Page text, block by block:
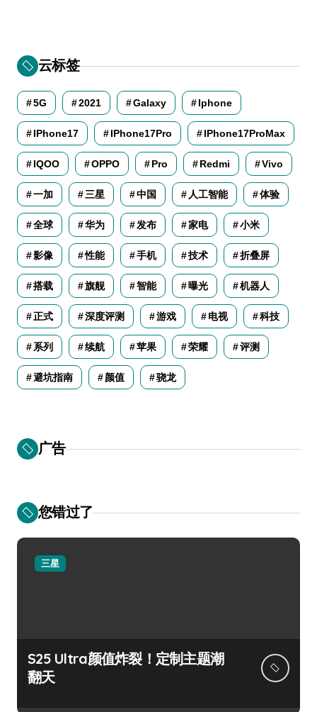
云标签
5G 2021 Galaxy Iphone
IPhone17 IPhone17Pro IPhone17ProMax
IQOO OPPO Pro Redmi Vivo
一加 三星 中国 人工智能 体验
全球 华为 发布 家电 小米
影像 性能 手机 技术 折叠屏
搭载 旗舰 智能 曝光 机器人
正式 深度评测 游戏 电视 科技
系列 续航 苹果 荣耀 评测
避坑指南 颜值 骁龙
广告
您错过了
三星
S25 Ultra颜值炸裂！定制主题潮
翻天